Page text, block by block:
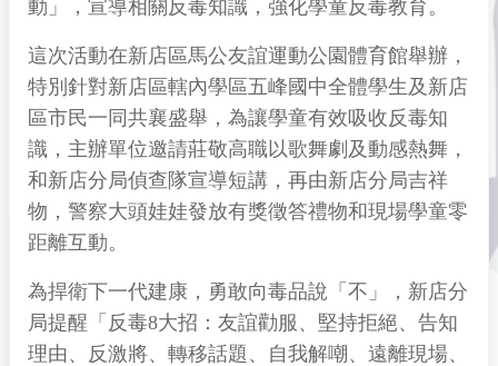
動」，宣導相關反毒知識，強化學童反毒教育。
這次活動在新店區馬公友誼運動公園體育館舉辦，
特別針對新店區轄內學區五峰國中全體學生及新店
區市民一同共襄盛舉，為讓學童有效吸收反毒知
識，主辦單位邀請莊敬高職以歌舞劇及動感熱舞，
和新店分局偵查隊宣導短講，再由新店分局吉祥
物，警察大頭娃娃發放有獎徵答禮物和現場學童零
距離互動。
為捍衛下一代建康，勇敢向毒品說「不」，新店分
局提醒「反毒8大招：友誼勸服、堅持拒絕、告知
理由、反激將、轉移話題、自我解嘲、遠離現場、